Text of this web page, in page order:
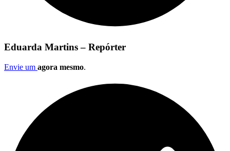
Eduarda Martins – Repórter
Envie um agora mesmo.